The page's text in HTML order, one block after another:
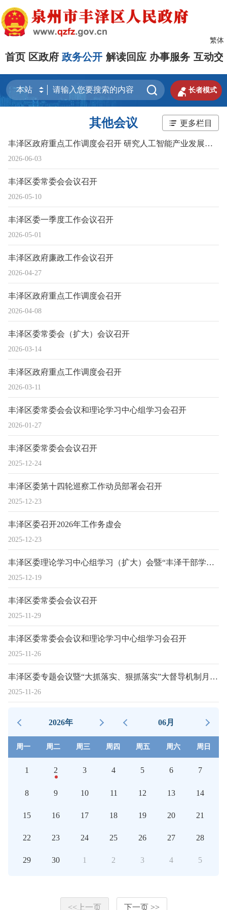
繁体
首页 区政府 政务公开 解读回应 办事服务 互动交
  长者模式
其他会议 更多栏目
2026-06-03
丰泽区政府重点工作调度会召开 研究人工智能产业发展有关工作
2026-05-10
丰泽区委常委会会议召开
2026-05-01
丰泽区委一季度工作会议召开
2026-04-27
丰泽区政府廉政工作会议召开
2026-04-08
丰泽区政府重点工作调度会召开
2026-03-14
丰泽区委常委会（扩大）会议召开
2026-03-11
丰泽区政府重点工作调度会召开
2026-01-27
丰泽区委常委会会议和理论学习中心组学习会召开
2025-12-24
丰泽区委常委会会议召开
2025-12-23
丰泽区委第十四轮巡察工作动员部署会召开
2025-12-23
丰泽区委召开2026年工作务虚会
2025-12-19
丰泽区委理论学习中心组学习（扩大）会暨“丰泽干部学堂”（第十二期）举行
2025-11-29
丰泽区委常委会会议召开
2025-11-26
丰泽区委常委会会议和理论学习中心组学习会召开
2025-11-26
丰泽区委专题会议暨“大抓落实、狠抓落实”大督导机制月工作调度会议召开
2026年 06月
周一 周二 周三 周四 周五 周六 周日
1 2 3 4 5 6 7
8 9 10 11 12 13 14
15 16 17 18 19 20 21
22 23 24 25 26 27 28
29 30 1 2 3 4 5
<<上一页 下一页 >>